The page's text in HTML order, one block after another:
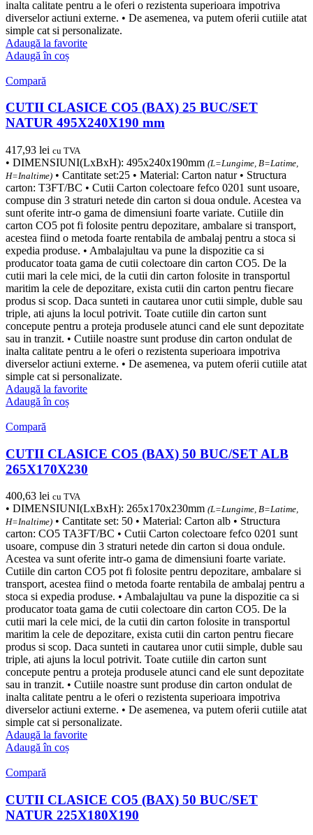
inalta calitate pentru a le oferi o rezistenta superioara impotriva
diverselor actiuni externe. • De asemenea, va putem oferii cutiile atat
simple cat si personalizate.
Adaugă la favorite
Adaugă în coș
Compară
CUTII CLASICE CO5 (BAX) 25 BUC/SET
NATUR 495X240X190 mm
417,93 lei cu TVA
• DIMENSIUNI(LxBxH): 495x240x190mm (L=Lungime, B=Latime,
H=Inaltime) • Cantitate set:25 • Material: Carton natur • Structura
carton: T3FT/BC • Cutii Carton colectoare fefco 0201 sunt usoare,
compuse din 3 straturi netede din carton si doua ondule. Acestea va
sunt oferite intr-o gama de dimensiuni foarte variate. Cutiile din
carton CO5 pot fi folosite pentru depozitare, ambalare si transport,
acestea fiind o metoda foarte rentabila de ambalaj pentru a stoca si
expedia produse. • Ambalajultau va pune la dispozitie ca si
producator toata gama de cutii colectoare din carton CO5. De la
cutii mari la cele mici, de la cutii din carton folosite in transportul
maritim la cele de depozitare, exista cutii din carton pentru fiecare
produs si scop. Daca sunteti in cautarea unor cutii simple, duble sau
triple, ati ajuns la locul potrivit. Toate cutiile din carton sunt
concepute pentru a proteja produsele atunci cand ele sunt depozitate
sau in tranzit. • Cutiile noastre sunt produse din carton ondulat de
inalta calitate pentru a le oferi o rezistenta superioara impotriva
diverselor actiuni externe. • De asemenea, va putem oferii cutiile atat
simple cat si personalizate.
Adaugă la favorite
Adaugă în coș
Compară
CUTII CLASICE CO5 (BAX) 50 BUC/SET ALB
265X170X230
400,63 lei cu TVA
• DIMENSIUNI(LxBxH): 265x170x230mm (L=Lungime, B=Latime,
H=Inaltime) • Cantitate set: 50 • Material: Carton alb • Structura
carton: CO5 TA3FT/BC • Cutii Carton colectoare fefco 0201 sunt
usoare, compuse din 3 straturi netede din carton si doua ondule.
Acestea va sunt oferite intr-o gama de dimensiuni foarte variate.
Cutiile din carton CO5 pot fi folosite pentru depozitare, ambalare si
transport, acestea fiind o metoda foarte rentabila de ambalaj pentru a
stoca si expedia produse. • Ambalajultau va pune la dispozitie ca si
producator toata gama de cutii colectoare din carton CO5. De la
cutii mari la cele mici, de la cutii din carton folosite in transportul
maritim la cele de depozitare, exista cutii din carton pentru fiecare
produs si scop. Daca sunteti in cautarea unor cutii simple, duble sau
triple, ati ajuns la locul potrivit. Toate cutiile din carton sunt
concepute pentru a proteja produsele atunci cand ele sunt depozitate
sau in tranzit. • Cutiile noastre sunt produse din carton ondulat de
inalta calitate pentru a le oferi o rezistenta superioara impotriva
diverselor actiuni externe. • De asemenea, va putem oferii cutiile atat
simple cat si personalizate.
Adaugă la favorite
Adaugă în coș
Compară
CUTII CLASICE CO5 (BAX) 50 BUC/SET
NATUR 225X180X190